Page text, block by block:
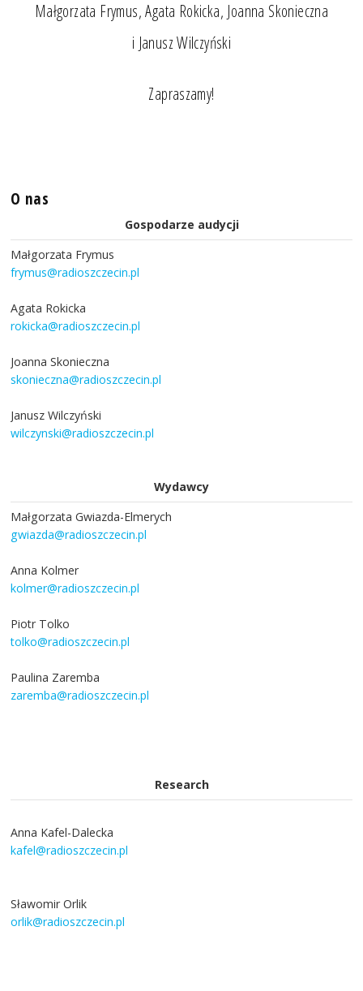
Małgorzata Frymus, Agata Rokicka, Joanna Skonieczna
i Janusz Wilczyński
Zapraszamy!
O nas
Gospodarze audycji
Małgorzata Frymus
frymus@radioszczecin.pl
Agata Rokicka
rokicka@radioszczecin.pl
Joanna Skonieczna
skonieczna@radioszczecin.pl
Janusz Wilczyński
wilczynski@radioszczecin.pl
Wydawcy
Małgorzata Gwiazda-Elmerych
gwiazda@radioszczecin.pl
Anna Kolmer
kolmer@radioszczecin.pl
Piotr Tolko
tolko@radioszczecin.pl
Paulina Zaremba
zaremba@radioszczecin.pl
Research
Anna Kafel-Dalecka
kafel@radioszczecin.pl
Sławomir Orlik
orlik@radioszczecin.pl